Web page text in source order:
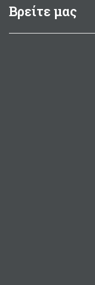
Βρείτε μας